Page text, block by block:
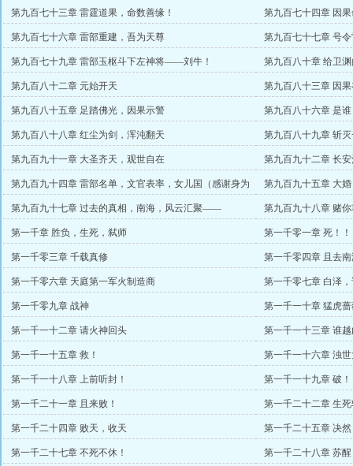
第九百七十三章 雷霆道果，命数善缘！
第九百七十四章 因
胞盟主）
第九百七十六章 雷部重建，吾为天尊 第九百七十七章 号
第九百七十九章 雷部玉枢斗下左神将——刘牛！ 第九百八十章 给卫渊
第九百八十二章 元始开天 第九百八十三章 因
第九百八十五章 足踏佛光，因果示警 第九百八十六章 是
第九百八十八章 红尘为剑，浑沌翻天 第九百八十九章 斩灭
第九百九十一章 大圣齐天，观世自在
第九百九十二章 长
赏）
第九百九十四章 雷部名单，文官表率，女儿国（感谢身为
刑戮万赏）
第九百九十五章 大婚
第九百九十七章 过去的真相，南海，风云汇聚—— 第九百九十八章 赌
第一千章 胜负，生死，弑师 第一千零一章 死！！
第一千零三章 千载真修 第一千零四章 且去
第一千零六章 天庭第一军火制造商 第一千零七章 白泽
第一千零九章 战神 第一千一十章 猛虎蔷
第一千一十二章 请火神回头 第一千一十三章 谁
第一千一十五章 救！ 第一千一十六章 浊
第一千一十八章 上前听封！ 第一千一十九章 破！
第一千二十一章 且来败！ 第一千二十二章 生
第一千二十四章 败天，收天 第一千二十五章 决然
第一千二十七章 不死不休！ 第一千二十八章 苏醒